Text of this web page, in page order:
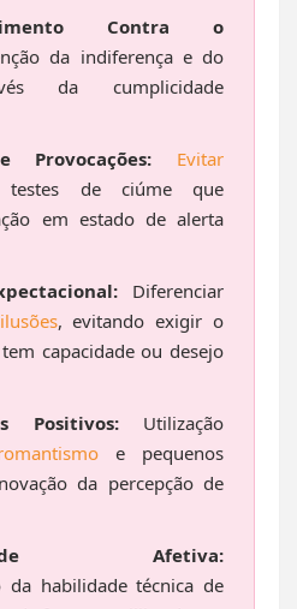
Contra o
da indiferença e do
da cumplicidade
Provocações:
Evitar
de ciúme que
em estado de alerta
Diferenciar
, evitando exigir o
capacidade ou desejo
Positivos:Utilização
e pequenos
da percepção de
Afetiva:
da habilidade técnica de